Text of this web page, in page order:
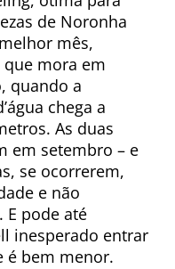
de Noronha
mês,
mora em
quando a
chega a
As duas
em setembro – e
se ocorrerem,
e não
E pode até
inesperado entrar
é bem menor.